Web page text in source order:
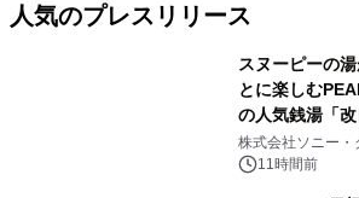
人気のプレスリリース
スヌーピーの
とに楽しむ
の人気銭湯「
ラボレーショ
ボグッズも発売
株式会社ソニー・
11時間前